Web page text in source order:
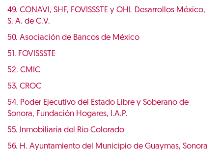
49. CONAVI, SHF, FOVISSSTE y OHL Desarrollos México,
S. A. de C.V.
50. Asociación de Bancos de México
51. FOVISSSTE
52. CMIC
53. CROC
54. Poder Ejecutivo del Estado Libre y Soberano de
Sonora, Fundación Hogares, I.A.P.
55. Inmobiliaria del Río Colorado
56. H. Ayuntamiento del Municipio de Guaymas, Sonora